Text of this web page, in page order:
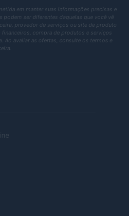
em manter suas informações precisas e
podem ser diferentes daquelas que você vê
provedor de serviços ou site de produto
compra de produtos e serviços
Ao avaliar as ofertas, consulte os termos e